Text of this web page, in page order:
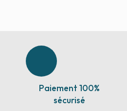
Paiement 100%
sécurisé